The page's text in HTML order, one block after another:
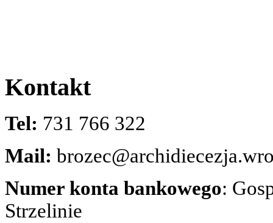
Kontakt
Tel: 731 766 322
Mail:
Numer konta bankowego:
Strzelinie